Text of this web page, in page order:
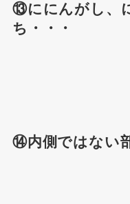
⑬ににんがし、
ち・・・
⑭内側ではない